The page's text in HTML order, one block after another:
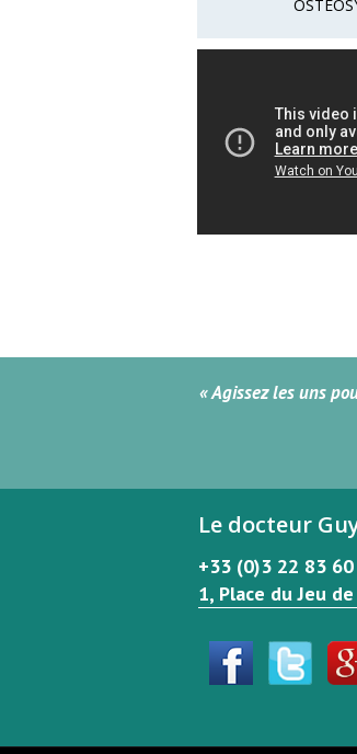
« Agissez les uns
Le docteur
+33 (0)3 22 83
1, Place du Jeu